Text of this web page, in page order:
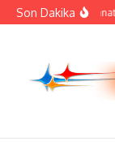
İçeriğe atla
Son DakikaÇini